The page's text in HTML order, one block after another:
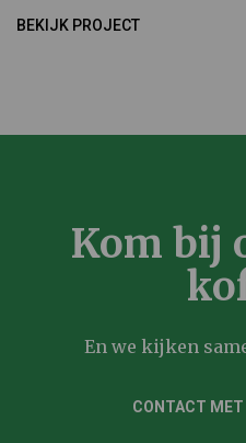
BEKIJK PROJECT
Kom bij
En we kijken
CONTACT MET